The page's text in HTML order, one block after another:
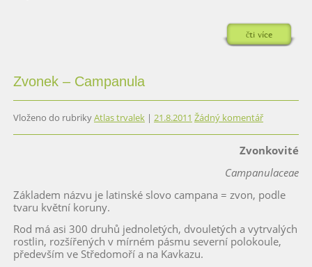
čti více
Zvonek – Campanula
Vloženo do rubrikyAtlas trvalek| 21.8.2011 Žádný komentář
Zvonkovité
Campanulaceae
Základem názvu je latinské slovo campana = zvon, podle
tvaru květní koruny.
Rod má asi 300 druhů jednoletých, dvouletých a vytrvalých
rostlin, rozšířených v mírném pásmu severní polokoule,
především ve Středomoří a na Kavkazu.